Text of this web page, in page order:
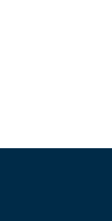
unuka sa